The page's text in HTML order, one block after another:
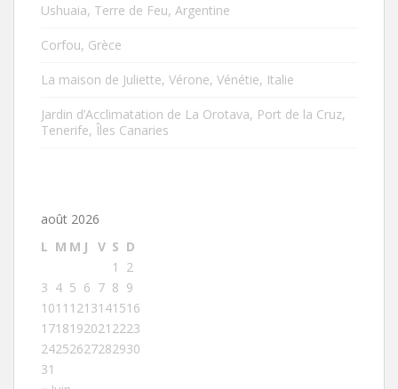
Ushuaia, Terre de Feu, Argentine
Corfou, Grèce
La maison de Juliette, Vérone, Vénétie, Italie
Jardin d’Acclimatation de La Orotava, Port de la Cruz,
Tenerife, Îles Canaries
août 2026
L M M J V S D
1
2
3 4 5 6 7 8 9
1011 1213141516
1718192021 2223
24252627282930
31